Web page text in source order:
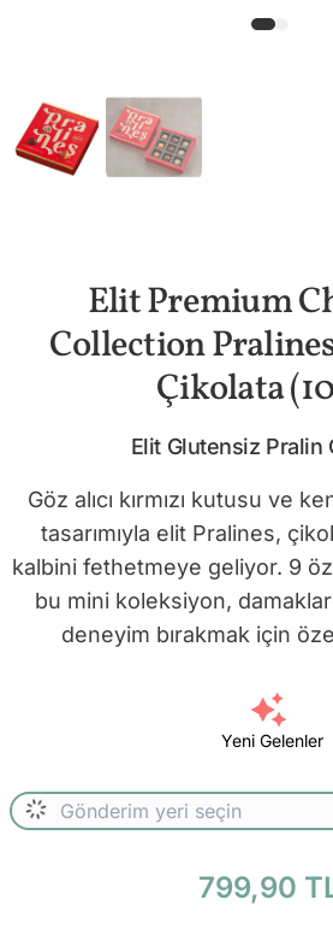
Elit Premium
Collection
Çikolata
Elit Glutensiz Pralin
Göz alıcı kırmızı kutusu ve
tasarımıyla elit Pralines,
kalbini fethetmeye geliyor. 9
bu mini koleksiyon,
deneyim bırakmak için
Yeni Gelenler
799,90